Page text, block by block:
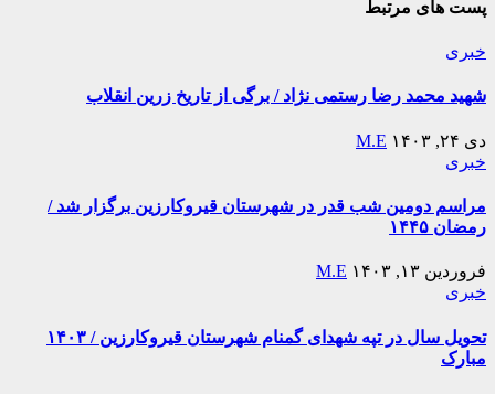
پست های مرتبط
خبری
شهید محمد رضا رستمی نژاد / برگی از تاریخ زرین انقلاب
دی ۲۴, ۱۴۰۳
M.E
خبری
مراسم دومین شب قدر در شهرستان قیروکارزین برگزار شد /
رمضان ۱۴۴۵
فروردین ۱۳, ۱۴۰۳
M.E
خبری
تحویل سال در تپه شهدای گمنام شهرستان قیروکارزین / ۱۴۰۳
مبارک